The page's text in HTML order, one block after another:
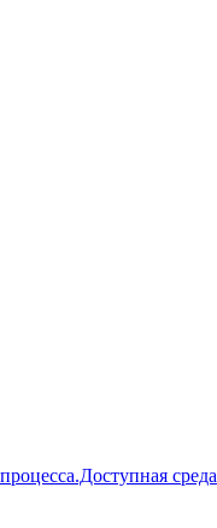
среда